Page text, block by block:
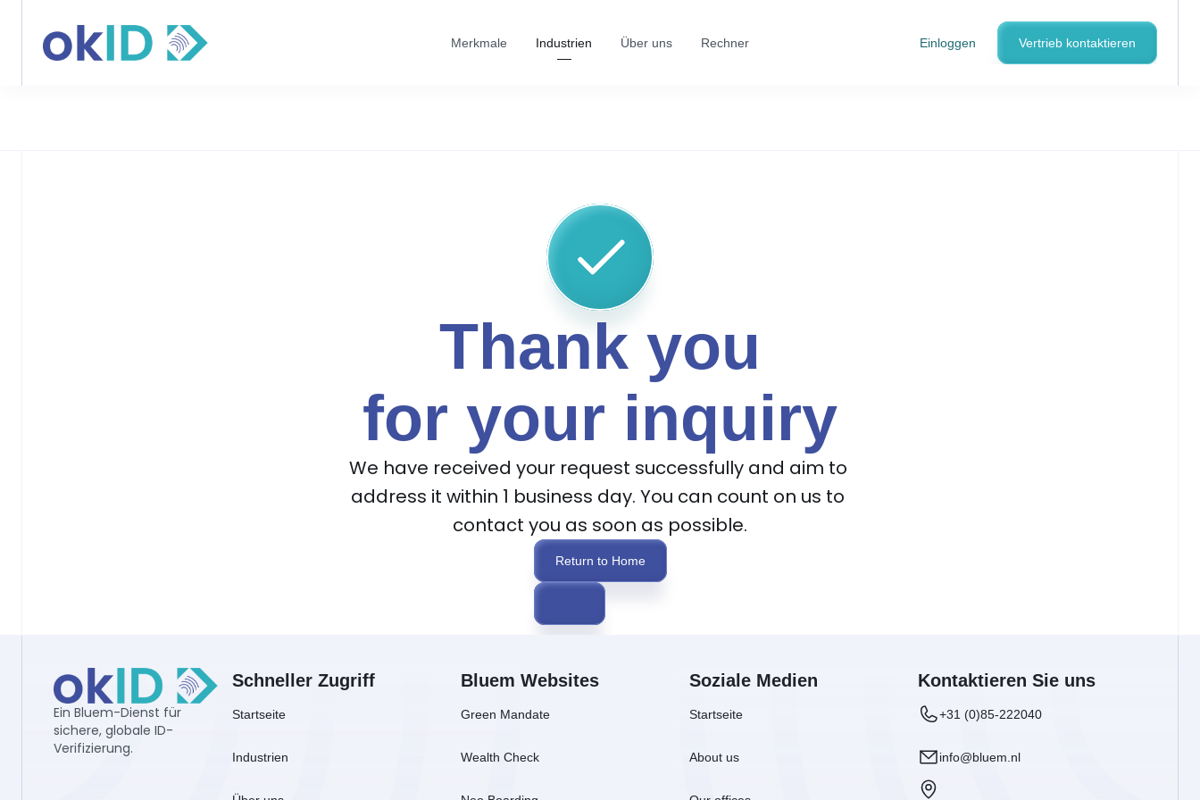
Thank you
for your inquiry
We have received your request successfully and aim to
address it within 1 business day. You can count on us to
contact you as soon as possible.
Return to Home
Ein Bluem-Dienst für
sichere, globale ID-
Verifizierung.
Schneller Zugriff
Startseite
Industrien
Bluem Websites
Green Mandate
Wealth Check
Soziale Medien
Startseite
About us
Kontaktieren Sie uns
+31 (0)85-222040
info@bluem.nl
Merkmale Industrien Über uns Rechner Einloggen Vertrieb kontaktieren